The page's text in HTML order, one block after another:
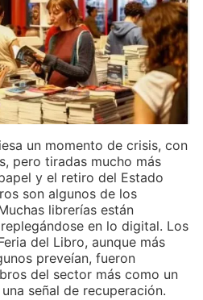
un momento de crisis, con
pero tiradas mucho más
y el retiro del Estado
son algunos de los
librerías están
en lo digital. Los
del Libro, aunque más
preveían, fueron
del sector más como un
señal de recuperación.